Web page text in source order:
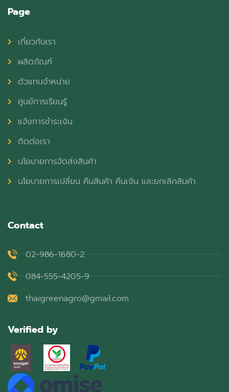
Page
เกี่ยวกับเรา
ผลิตภัณฑ์
ตัวแทนจำหน่าย
ศูนย์การเรียนรู้
แจ้งการชำระเงิน
ติดต่อเรา
นโยบายการจัดส่งสินค้า
นโยบายการเปลี่ยน คืนสินค้า คืนเงิน และยกเลิกสินค้า
Contact
02-986-1680-2
084-555-4205-9
thaigreenagro@gmail.com
Verified by